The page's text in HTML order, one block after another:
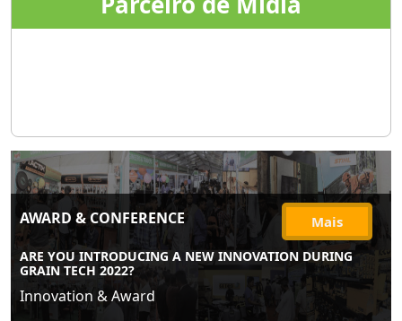
AWARD & CONFERENCE Mais
ARE YOU INTRODUCING A NEW INNOVATION DURING
GRAIN TECH 2022?
Innovation & Award